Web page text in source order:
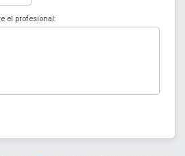
el profesional: